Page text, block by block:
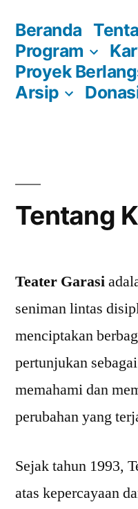
content
Beranda
Program
Proyek
Arsip
Tentang
Teater Garasi
seniman lintas
menciptakan
pertunjukan
memahami dan
perubahan yang
Sejak tahun 1993,
atas kepercayaan